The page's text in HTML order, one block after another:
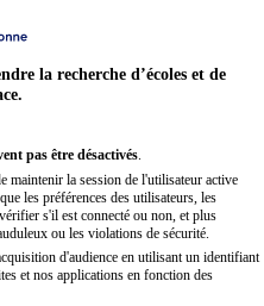
la recherche d’écoles et de
pas être désactivés.
maintenir la session de l'utilisateur active
les préférences des utilisateurs, les
s'il est connecté ou non, et plus
ou les violations de sécurité.
d'audience en utilisant un identifiant
et nos applications en fonction des